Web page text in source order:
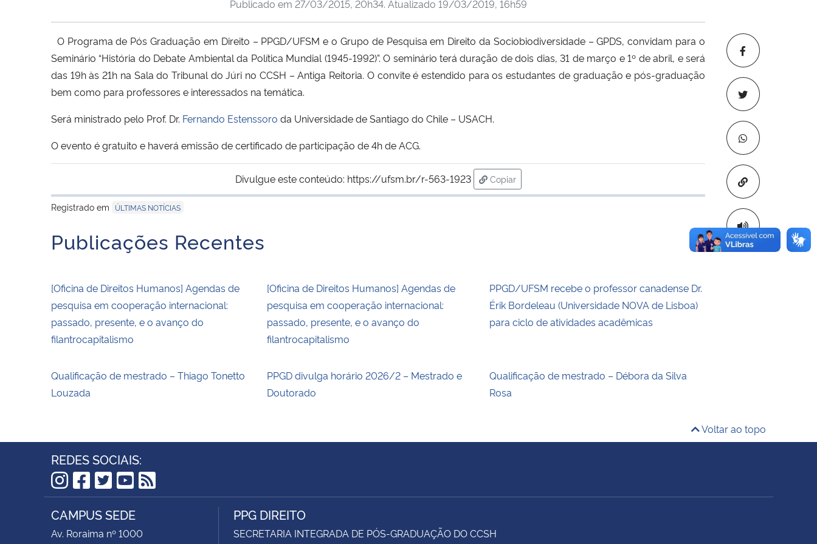
Copiar para
Publicado em 27/03/2015, 20h34. Atualizado 19/03/2019, 16h59
O Programa de Pós Graduação em Direito – PPGD/UFSM e o Grupo de Pesquisa em Direito da Sociobiodiversidade – GPDS, convidam para o
Seminário “História do Debate Ambiental da Política Mundial (1945-1992)”. O seminário terá duração de dois dias, 31 de março e 1º de abril, e será
das 19h às 21h na Sala do Tribunal do Júri no CCSH – Antiga Reitoria. O convite é estendido para os estudantes de graduação e pós-graduação
bem como para professores e interessados na temática.
Será ministrado pelo Prof. Dr. Fernando Estenssoro da Universidade de Santiago do Chile – USACH.
O evento é gratuito e haverá emissão de certificado de participação de 4h de ACG.
Divulgue este conteúdo: https://ufsm.br/r-563-1923
Copiar
para área de transferência
Registrado em
ÚLTIMAS NOTÍCIAS
Publicações Recentes
[Oficina de Direitos Humanos] Agendas de
pesquisa em cooperação internacional:
passado, presente, e o avanço do
filantrocapitalismo
[Oficina de Direitos Humanos] Agendas de
pesquisa em cooperação internacional:
passado, presente, e o avanço do
filantrocapitalismo
PPGD/UFSM recebe o professor canadense Dr.
Érik Bordeleau (Universidade NOVA de Lisboa)
para ciclo de atividades acadêmicas
Qualificação de mestrado – Thiago Tonetto
Louzada
PPGD divulga horário 2026/2 – Mestrado e
Doutorado
Qualificação de mestrado – Débora da Silva
Rosa
Voltar ao topo
REDES SOCIAIS:
Instagram
Facebook
Twitter
YouTube
RSS
CAMPUS SEDE
Av. Roraima nº 1000
PPG DIREITO
SECRETARIA INTEGRADA DE PÓS-GRADUAÇÃO DO CCSH